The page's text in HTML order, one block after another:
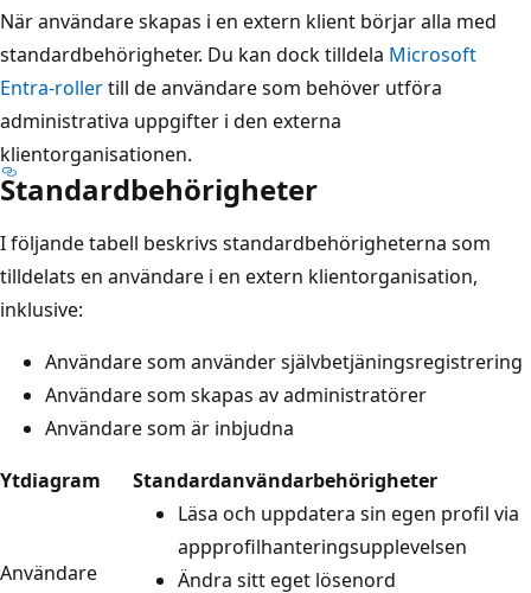
När användare skapas i en extern klient börjar alla med
standardbehörigheter. Du kan dock tilldela Microsoft
Entra-rollertill de användare som behöver utföra
administrativa uppgifter i den externa
klientorganisationen.
Standardbehörigheter
I följande tabell beskrivs standardbehörigheterna som
tilldelats en användare i en extern klientorganisation,
inklusive:
Användare som använder självbetjäningsregistrering
Användare som skapas av administratörer
Användare som är inbjudna
Ytdiagram
Standardanvändarbehörigheter
Användare
Läsa och uppdatera sin egen profil via
appprofilhanteringsupplevelsen
Ändra sitt eget lösenord